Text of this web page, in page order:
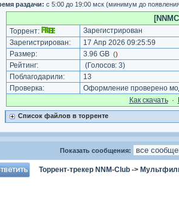
раздачи: с 5:00 до 19:00 мск (минимум до
Торрент:
Зарегистрирован
Зарегистрирован:
17 Апр 2026 09:25:59
Размер:
3.96 GB ()
Рейтинг: (Голосов: 3)
Поблагодарили:
13
Проверка:
Оформление проверено
Как cкачать·
Список файлов в торренте
Показать сообщения:
Торрент-трекер NNM-Club ->